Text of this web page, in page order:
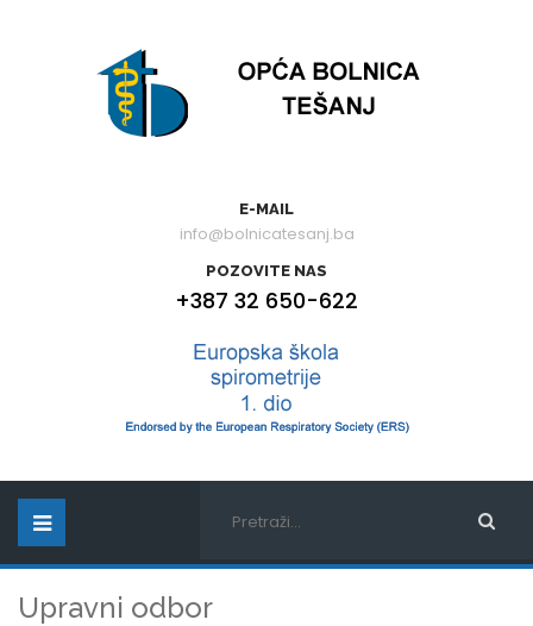
E-MAIL
info@bolnicatesanj.ba
POZOVITE NAS
+387 32 650-622
Upravni odbor